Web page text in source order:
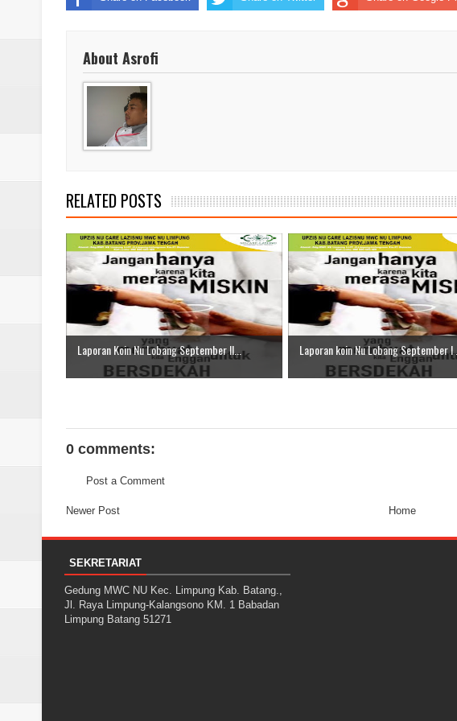
Laporan Koin Nu Babadan Oktober II 2025
About Asrofi
RELATED POSTS
Laporan Koin Nu Lobang September II... Laporan koin Nu Lobang September I
0 comments:
Post a Comment
Newer Post Home
SEKRETARIAT
Gedung MWC NU Kec. Limpung Kab. Batang.,
Jl. Raya Limpung-Kalangsono KM. 1 Babadan
Limpung Batang 51271